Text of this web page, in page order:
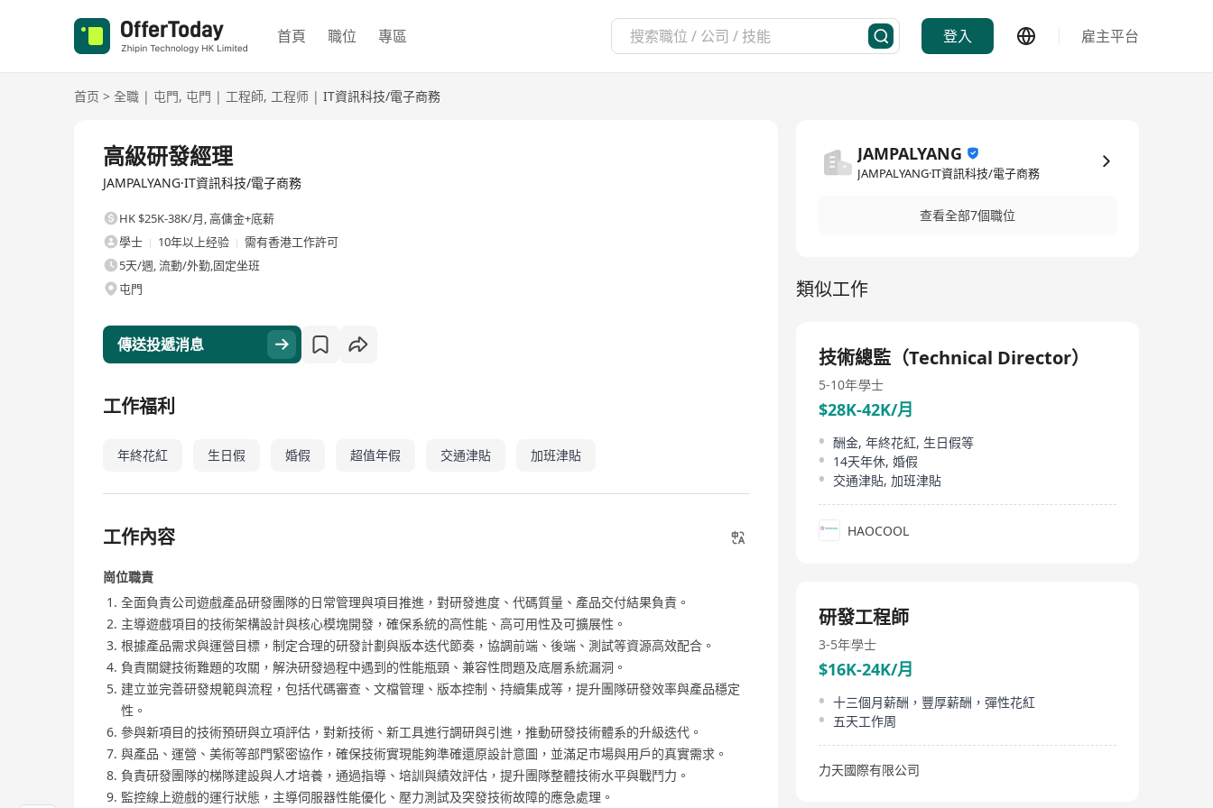
首頁 職位 專區 登入 雇主平台
首页 > 全職 | 屯門, 屯門 | 工程師, 工程师 | IT資訊科技/電子商務
高級研發經理
JAMPALYANG·IT資訊科技/電子商務
HK $25K-38K/月,高傭金+底薪
學士
10年以上经验
需有香港工作許可
5天/週, 流動/外勤,固定坐班
屯門
傳送投遞消息
工作福利
年終花紅 生日假 婚假 超值年假 交通津貼 加班津貼
工作內容
崗位職責
全面負責公司遊戲產品研發團隊的日常管理與項目推進，對研發進度、代碼質量、產品交付結果負責。
主導遊戲項目的技術架構設計與核心模塊開發，確保系統的高性能、高可用性及可擴展性。
根據產品需求與運營目標，制定合理的研發計劃與版本迭代節奏，協調前端、後端、測試等資源高效配合。
負責關鍵技術難題的攻關，解決研發過程中遇到的性能瓶頸、兼容性問題及底層系統漏洞。
建立並完善研發規範與流程，包括代碼審查、文檔管理、版本控制、持續集成等，提升團隊研發效率與產品穩定
性。
參與新項目的技術預研與立項評估，對新技術、新工具進行調研與引進，推動研發技術體系的升級迭代。
與產品、運營、美術等部門緊密協作，確保技術實現能夠準確還原設計意圖，並滿足市場與用戶的真實需求。
負責研發團隊的梯隊建設與人才培養，通過指導、培訓與績效評估，提升團隊整體技術水平與戰鬥力。
監控線上遊戲的運行狀態，主導伺服器性能優化、壓力測試及突發技術故障的應急處理。
JAMPALYANG
JAMPALYANG·IT資訊科技/電子商務
查看全部7個職位
類似工作
技術總監（Technical Director）
5-10年學士
$28K-42K/月
酬金, 年終花紅, 生日假等
14天年休, 婚假
交通津貼, 加班津貼
HAOCOOL
研發工程師
3-5年學士
$16K-24K/月
十三個月薪酬，豐厚薪酬，彈性花紅
五天工作周
力天國際有限公司